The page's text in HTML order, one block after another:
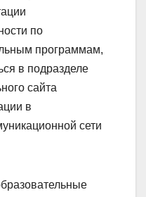
по
программам,
в подразделе
сайта
в
сети